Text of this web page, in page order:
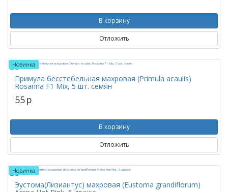
В корзину
Отложить
Новинка
Примула бесстебельная махровая (Primula acaulis)
Rosanna F1 Mix, 5 шт. семян
55p
В корзину
Отложить
Новинка
Эустома(Лизиантус) махровая (Eustoma grandiflorum)